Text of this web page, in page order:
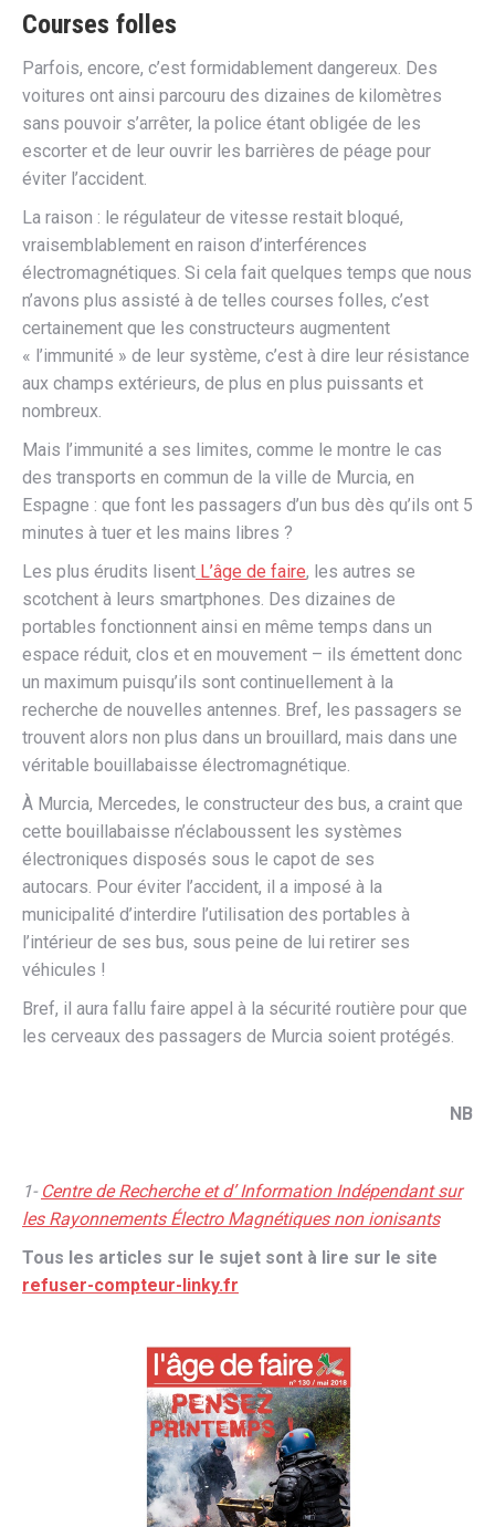
Courses folles
Parfois, encore, c’est formidablement dangereux. Des
voitures ont ainsi parcouru des dizaines de kilomètres
sans pouvoir s’arrêter, la police étant obligée de les
escorter et de leur ouvrir les barrières de péage pour
éviter l’accident.
La raison : le régulateur de vitesse restait bloqué,
vraisemblablement en raison d’interférences
électromagnétiques. Si cela fait quelques temps que nous
n’avons plus assisté à de telles courses folles, c’est
certainement que les constructeurs augmentent
« l’immunité » de leur système, c’est à dire leur résistance
aux champs extérieurs, de plus en plus puissants et
nombreux.
Mais l’immunité a ses limites, comme le montre le cas
des transports en commun de la ville de Murcia, en
Espagne : que font les passagers d’un bus dès qu’ils ont 5
minutes à tuer et les mains libres ?
Les plus érudits lisent L’âge de faire, les autres se
scotchent à leurs smartphones. Des dizaines de
portables fonctionnent ainsi en même temps dans un
espace réduit, clos et en mouvement – ils émettent donc
un maximum puisqu’ils sont continuellement à la
recherche de nouvelles antennes. Bref, les passagers se
trouvent alors non plus dans un brouillard, mais dans une
véritable bouillabaisse électromagnétique.
À Murcia, Mercedes, le constructeur des bus, a craint que
cette bouillabaisse n’éclaboussent les systèmes
électroniques disposés sous le capot de ses
autocars. Pour éviter l’accident, il a imposé à la
municipalité d’interdire l’utilisation des portables à
l’intérieur de ses bus, sous peine de lui retirer ses
véhicules !
Bref, il aura fallu faire appel à la sécurité routière pour que
les cerveaux des passagers de Murcia soient protégés.
NB
1- Centre de Recherche et d’ Information Indépendant sur
les Rayonnements Électro Magnétiques non ionisants
Tous les articles sur le sujet sont à lire sur le site
refuser-compteur-linky.fr